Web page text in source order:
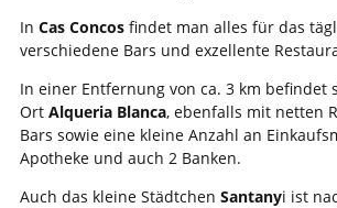
In Cas Concos findet man alles für das
verschiedene Bars und exzellente
In einer Entfernung von ca. 3 km befindet
Ort Alqueria Blanca, ebenfalls mit netten
Bars sowie eine kleine Anzahl an
Apotheke und auch 2 Banken.
Auch das kleine Städtchen Santanyi ist